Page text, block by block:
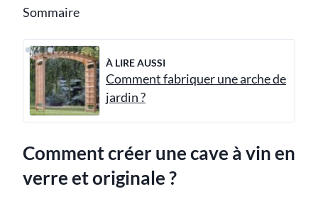
Sommaire
À LIRE AUSSI
Comment fabriquer une arche de
jardin ?
Comment créer une cave à vin en
verre et originale ?